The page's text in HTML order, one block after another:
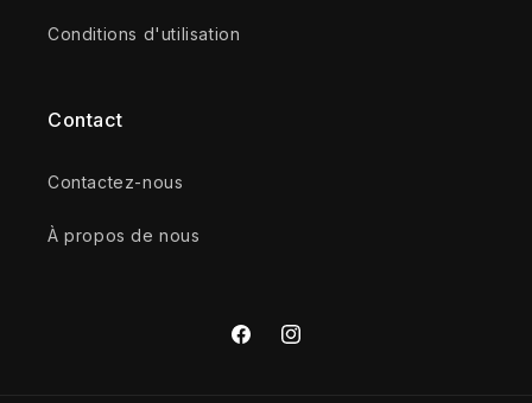
Conditions d'utilisation
Contact
Contactez-nous
À propos de nous
FacebookInstagram